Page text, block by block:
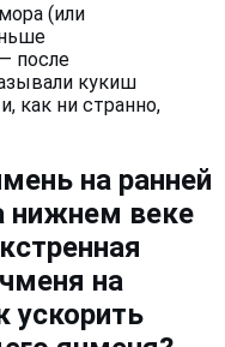
(или
после
кукиш
как ни странно,
на ранней
нижнем веке
на
ускорить